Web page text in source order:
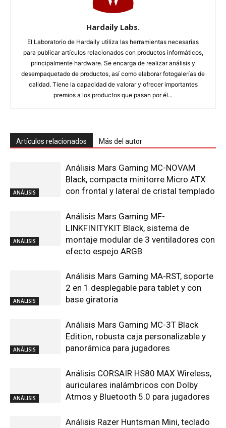
Hardaily Labs.
El Laboratorio de Hardaily utiliza las herramientas necesarias
para publicar artículos relacionados con productos informáticos,
principalmente hardware. Se encarga de realizar análisis y
desempaquetado de productos, así como elaborar fotogalerías de
calidad. Tiene la capacidad de valorar y ofrecer importantes
premios a los productos que pasan por él...
Artículos relacionados Más del autor
ANÁLISIS
Análisis Mars Gaming MC-NOVAM
Black, compacta minitorre Micro ATX
con frontal y lateral de cristal templado
ANÁLISIS
Análisis Mars Gaming MF-
LINKFINITYKIT Black, sistema de
montaje modular de 3 ventiladores con
efecto espejo ARGB
ANÁLISIS
Análisis Mars Gaming MA-RST, soporte
2 en 1 desplegable para tablet y con
base giratoria
ANÁLISIS
Análisis Mars Gaming MC-3T Black
Edition, robusta caja personalizable y
panorámica para jugadores
ANÁLISIS
Análisis CORSAIR HS80 MAX Wireless,
auriculares inalámbricos con Dolby
Atmos y Bluetooth 5.0 para jugadores
Análisis Razer Huntsman Mini, teclado